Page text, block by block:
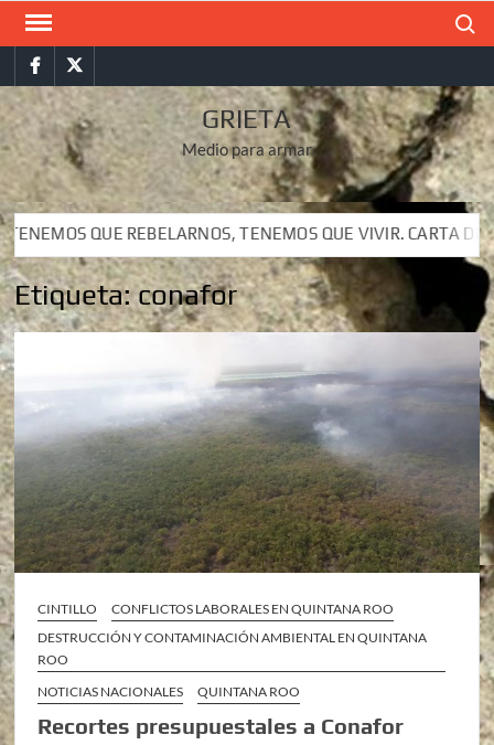
Saltar
contenidoFacebookTwitter
GRIETA
Medio para armar
REBELARNOS, TENEMOS QUE VIVIR. CARTA DEL
REBELARNOS, TENEMOS QUE VIVIR. CARTA DEL
Etiqueta:conafor
CINTILLO
CONFLICTOS LABORALES EN QUINTANA ROO
DESTRUCCIÓN Y CONTAMINACIÓN AMBIENTAL EN QUINTANA
ROO
NOTICIAS NACIONALES
QUINTANA ROO
Recortes presupuestales a Conafor